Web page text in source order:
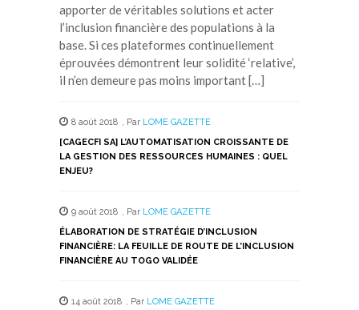
apporter de véritables solutions et acter
l’inclusion financière des populations à la
base. Si ces plateformes continuellement
éprouvées démontrent leur solidité ‘relative’,
il n’en demeure pas moins important […]
8 août 2018 , Par LOME GAZETTE
[CAGECFI SA] L’AUTOMATISATION CROISSANTE DE
LA GESTION DES RESSOURCES HUMAINES : QUEL
ENJEU?
9 août 2018 , Par LOME GAZETTE
ÉLABORATION DE STRATÉGIE D’INCLUSION
FINANCIÈRE: LA FEUILLE DE ROUTE DE L’INCLUSION
FINANCIÈRE AU TOGO VALIDÉE
14 août 2018 , Par LOME GAZETTE